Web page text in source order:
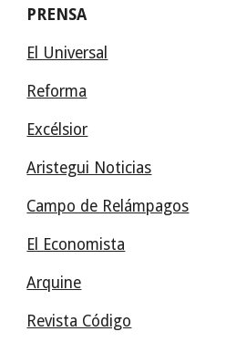
PRENSA
El Universal
Reforma
Excélsior
Aristegui Noticias
Campo de Relámpagos
El Economista
Arquine
Revista Código